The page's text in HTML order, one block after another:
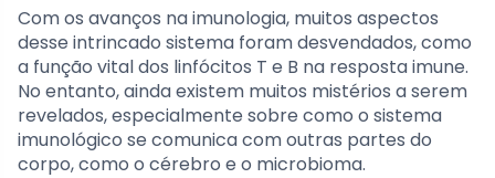
Com os avanços na imunologia, muitos aspectos
desse intrincado sistema foram desvendados, como
a função vital dos linfócitos T e B na resposta imune.
No entanto, ainda existem muitos mistérios a serem
revelados, especialmente sobre como o sistema
imunológico se comunica com outras partes do
corpo, como o cérebro e o microbioma.